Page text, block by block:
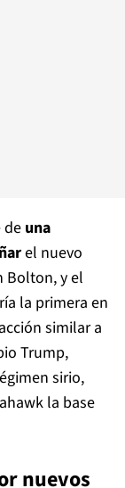
de una
el nuevo
Bolton, y el
la primera en
similar a
Trump,
sirio,
la base
nuevos